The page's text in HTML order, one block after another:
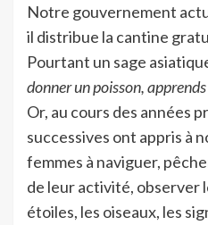
Notre gouvernement
il distribue la cantine
Pourtant un sage
donner un poisson,
Or, au cours des années
successives ont appris à
femmes à naviguer,
de leur activité, observer
étoiles, les oiseaux, les